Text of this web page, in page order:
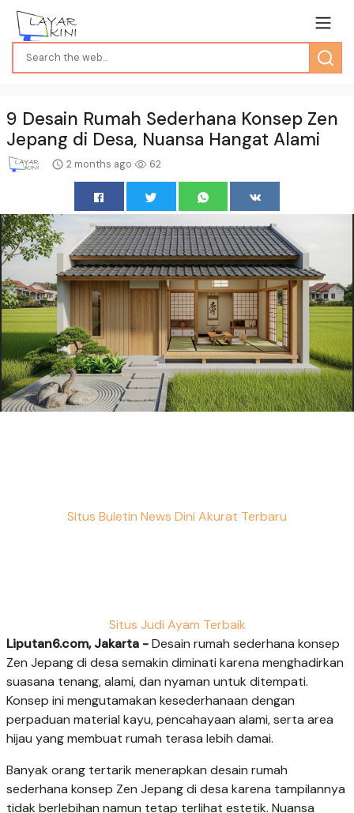
9 Desain Rumah Sederhana Konsep Zen
Jepang di Desa, Nuansa Hangat Alami
2 months ago 62
Situs Buletin News Dini Akurat Terbaru
Situs Judi Ayam Terbaik
Liputan6.com, Jakarta -Desain rumah sederhana konsep
Zen Jepang di desa semakin diminati karena menghadirkan
suasana tenang, alami, dan nyaman untuk ditempati.
Konsep ini mengutamakan kesederhanaan dengan
perpaduan material kayu, pencahayaan alami, serta area
hijau yang membuat rumah terasa lebih damai.
Banyak orang tertarik menerapkan desain rumah
sederhana konsep Zen Jepang di desa karena tampilannya
tidak berlebihan namun tetap terlihat estetik. Nuansa